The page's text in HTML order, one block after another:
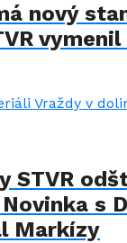
nový
STVR
s
Markízy